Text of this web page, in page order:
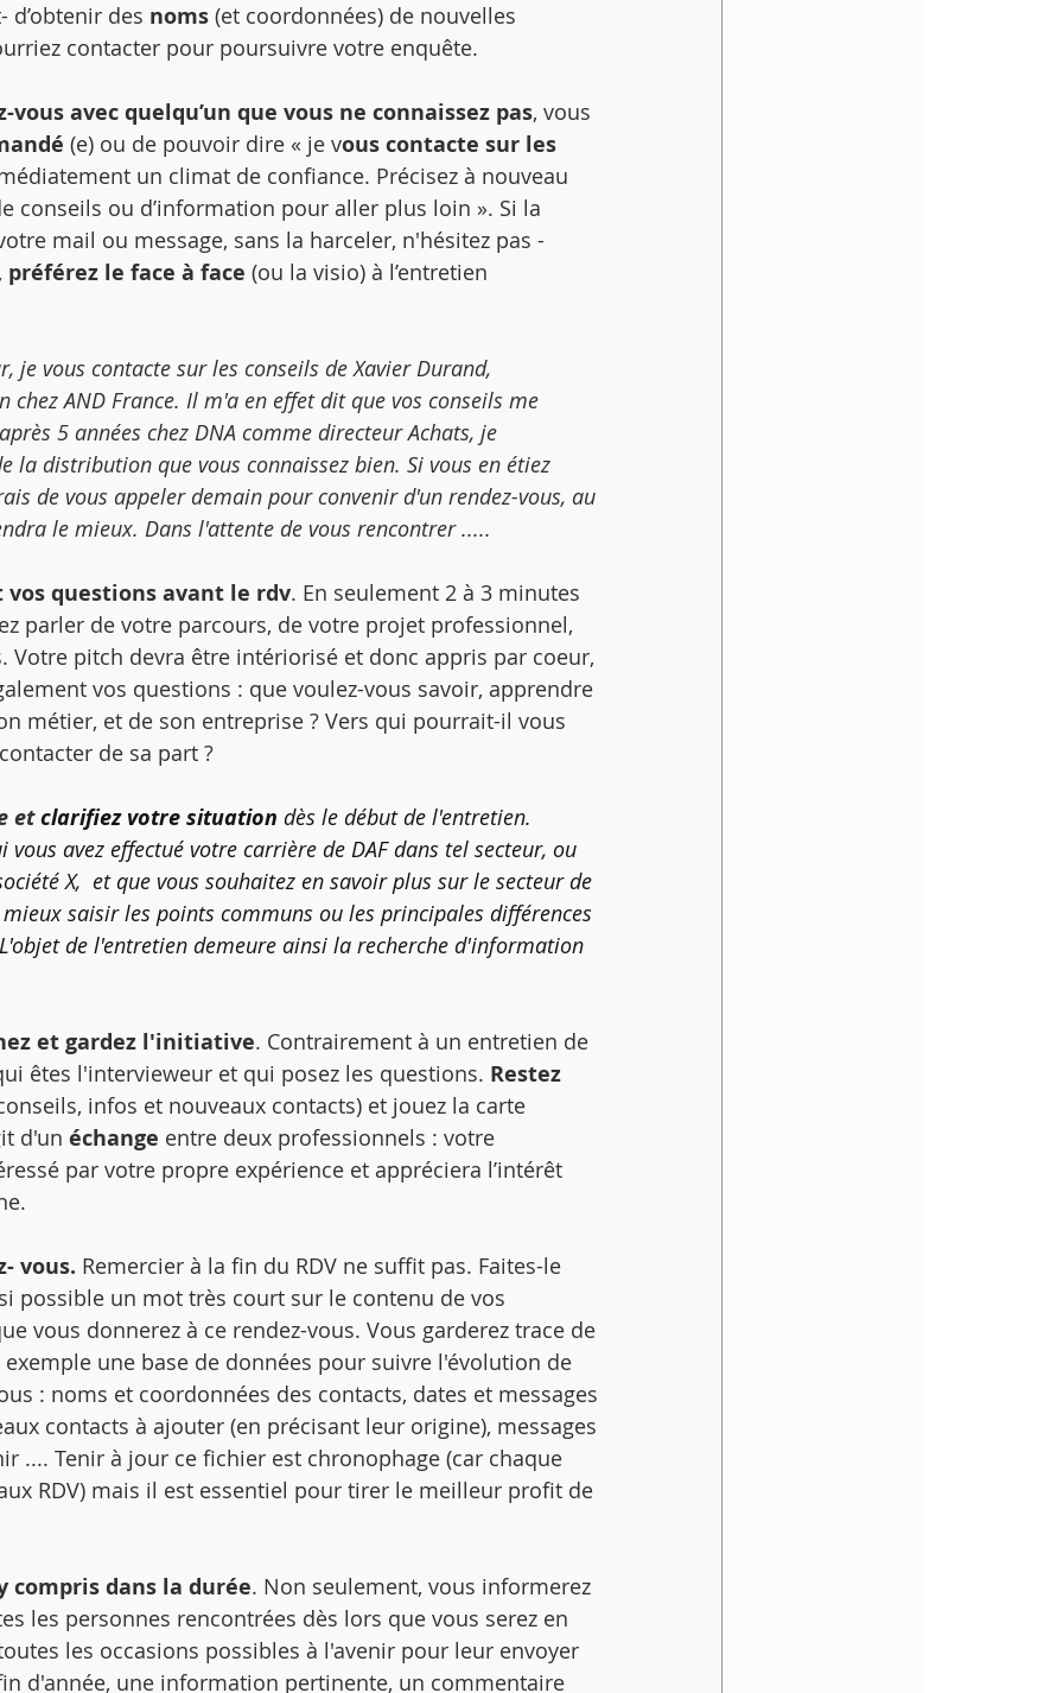
des noms (et coordonnées) de nouvelles
contacter pour poursuivre votre enquête.
avec quelqu’un que vous ne connaissez pas, vous
(e) ou de pouvoir dire « je vous contacte sur les
un climat de confiance. Précisez à nouveau
conseils ou d’information pour aller plus loin ». Si la
mail ou message, sans la harceler, n'hésitez pas -
préférez le face à face (ou la visio) à l’entretien
je vous contacte sur les conseils de Xavier Durand,
chez AND France. Il m'a en effet dit que vos conseils me
5 années chez DNA comme directeur Achats, je
la distribution que vous connaissez bien. Si vous en étiez
de vous appeler demain pour convenir d'un rendez-vous, au
le mieux. Dans l'attente de vous rencontrer .....
questions avant le rdv. En seulement 2 à 3 minutes
parler de votre parcours, de votre projet professionnel,
Votre pitch devra être intériorisé et donc appris par coeur,
vos questions : que voulez-vous savoir, apprendre
métier, et de son entreprise ? Vers qui pourrait-il vous
de sa part ?
et clarifiez votre situation dès le début de l'entretien.
vous avez effectué votre carrière de DAF dans tel secteur, ou
X,  et que vous souhaitez en savoir plus sur le secteur de
saisir les points communs ou les principales différences
de l'entretien demeure ainsi la recherche d'information
et gardez l'initiative. Contrairement à un entretien de
êtes l'intervieweur et qui posez les questions. Restez
infos et nouveaux contacts) et jouez la carte
d'un échange entre deux professionnels : votre
par votre propre expérience et appréciera l’intérêt
vous. Remercier à la fin du RDV ne suffit pas. Faites-le
possible un mot très court sur le contenu de vos
vous donnerez à ce rendez-vous. Vous garderez trace de
une base de données pour suivre l'évolution de
: noms et coordonnées des contacts, dates et messages
contacts à ajouter (en précisant leur origine), messages
.... Tenir à jour ce fichier est chronophage (car chaque
RDV) mais il est essentiel pour tirer le meilleur profit de
dans la durée. Non seulement, vous informerez
les personnes rencontrées dès lors que vous serez en
les occasions possibles à l'avenir pour leur envoyer
d'année, une information pertinente, un commentaire